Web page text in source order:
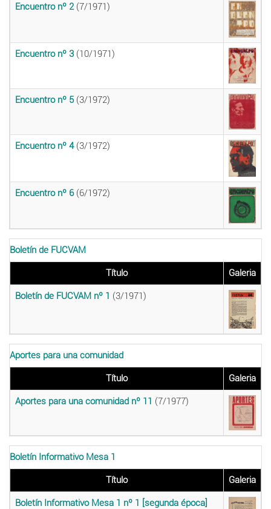
Encuentro nº 2(7/1971)
Encuentro nº 3 (10/1971)
Encuentro nº 5(3/1972)
Encuentro nº 4(3/1972)
Encuentro nº 6(6/1972)
Boletín de FUCVAM
Título Galeria
Boletín de FUCVAM nº 1 (3/1971)
Aportes para una comunidad
Título Galeria
Aportes para una comunidad nº 11 (7/1977)
Boletín Informativo Mesa 1
Título Galeria
Boletín Informativo Mesa 1 nº 1 [segunda época]